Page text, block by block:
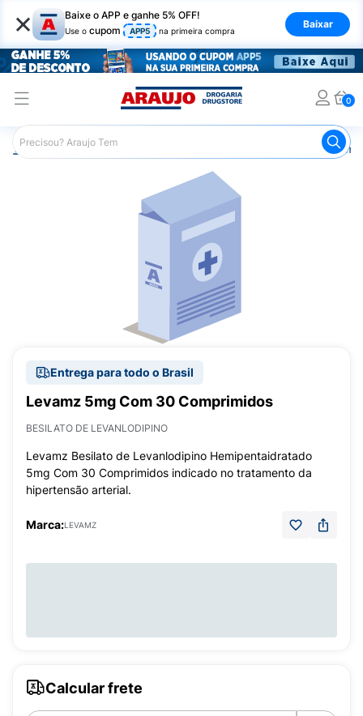
× Baixe o APP e ganhe 5% OFF!
Use o cupom APP5 na primeira compra
Baixar
0
Araujo Medicamentos
Entrega para todo o Brasil
Levamz 5mg Com 30 Comprimidos
BESILATO DE LEVANLODIPINO
Levamz Besilato de Levanlodipino Hemipentaidratado
5mg Com 30 Comprimidos indicado no tratamento da
hipertensão arterial.
Marca:LEVAMZ
Calcular frete